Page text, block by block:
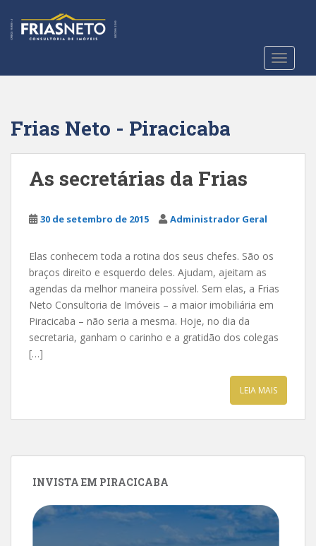
t
Frias Neto - Piracicaba
As secretárias da Frias
30 de setembro de 2015 Administrador Geral
Elas conhecem toda a rotina dos seus chefes. São os
braços direito e esquerdo deles. Ajudam, ajeitam as
agendas da melhor maneira possível. Sem elas, a Frias
Neto Consultoria de Imóveis – a maior imobiliária em
Piracicaba – não seria a mesma. Hoje, no dia da
secretaria, ganham o carinho e a gratidão dos colegas
[…]
LEIA MAIS
INVISTA EM PIRACICABA